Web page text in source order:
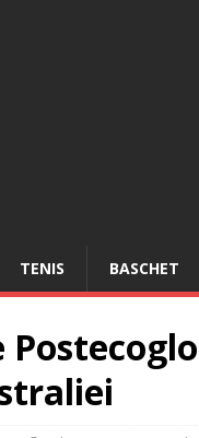
TENIS BASCHET